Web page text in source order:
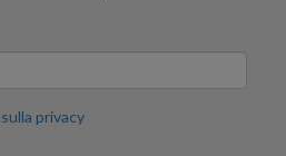
privacy